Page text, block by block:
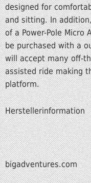
designed for
and sitting. In
of a Power-Pole Micro
be purchased with a
will accept many off-
assisted ride making
platform.
Herstellerinformation
bigadventures.com